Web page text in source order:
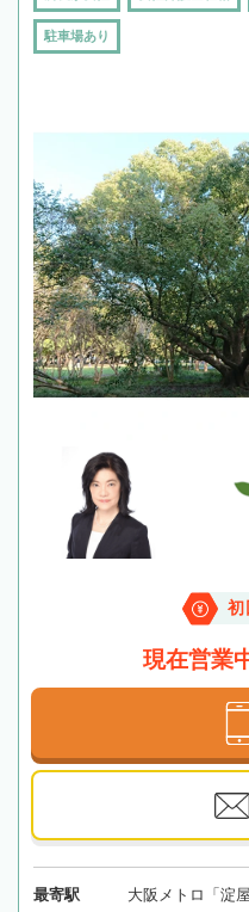
駐車場あり
初
現在営業
最寄駅 大阪メトロ「淀